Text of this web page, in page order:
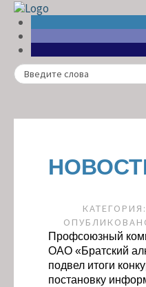
Search
КАТЕГОРИЯ:
Профсоюзный
ОАО «Братский
подвел итоги
постановку